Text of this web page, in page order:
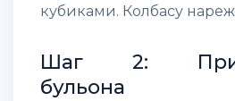
кубиками. Колбасу
Шаг 2:
бульона